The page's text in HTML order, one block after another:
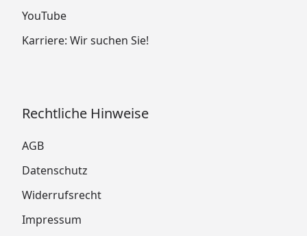
YouTube
Karriere: Wir suchen Sie!
Rechtliche Hinweise
AGB
Datenschutz
Widerrufsrecht
Impressum